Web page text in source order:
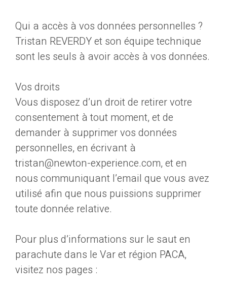
Qui a accès à vos données personnelles ?
Tristan REVERDY et son équipe technique
sont les seuls à avoir accès à vos données.
Vos droits
Vous disposez d’un droit de retirer votre
consentement à tout moment, et de
demander à supprimer vos données
personnelles, en écrivant à
tristan@newton-experience.com, et en
nous communiquant l’email que vous avez
utilisé afin que nous puissions supprimer
toute donnée relative.
Pour plus d’informations sur le saut en
parachute dans le Var et région PACA,
visitez nos pages :